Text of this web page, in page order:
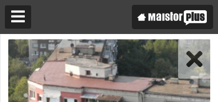
Аз съм майстор
Търся майстор